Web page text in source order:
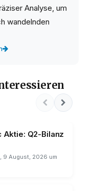
Analyse, um
wandelnden
Aktie: Q2-Bilanz
9 August, 2026 um